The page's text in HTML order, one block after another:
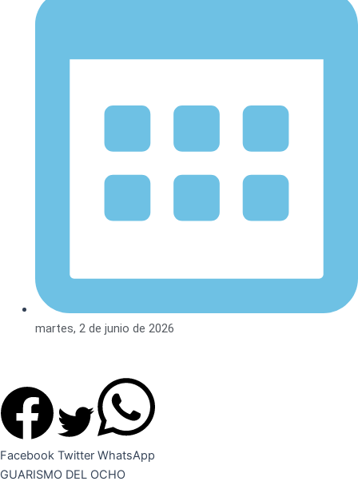
martes, 2 de junio de 2026
Facebook Twitter WhatsApp
GUARISMO DEL OCHO